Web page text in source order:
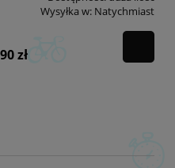
Wysyłka w: Natychmiast
zł